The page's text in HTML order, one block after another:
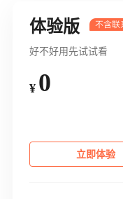
体验版
好不好用先试试看
¥ 0
立即体验